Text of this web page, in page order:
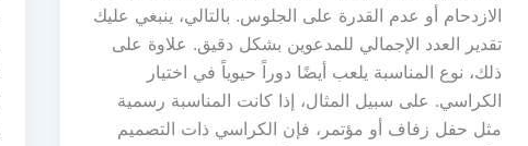
الازدحام أو عدم القدرة على الجلوس. بالتالي، ينبغي عليك
تقدير العدد الإجمالي للمدعوين بشكل دقيق. علاوة على
ذلك، نوع المناسبة يلعب أيضًا دوراً حيوياً في اختيار
الكراسي. على سبيل المثال، إذا كانت المناسبة رسمية
مثل حفل زفاف أو مؤتمر، فإن الكراسي ذات التصميم